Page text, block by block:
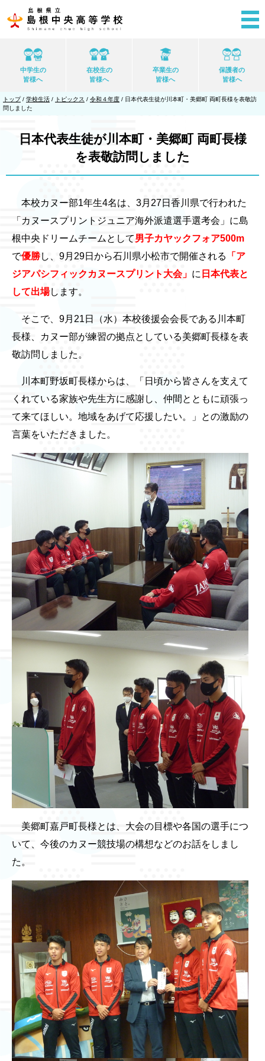
中学生の
皆様へ
在校生の
皆様へ
卒業生の
皆様へ
保護者の
皆様へ
現
在
トップ/ 学校生活 / トピックス / 令和４年度 / 日本代表生徒が川本町・美郷町 両町長様を表敬訪
問しました
日本代表生徒が川本町・美郷町 両町長様
を表敬訪問しました
本校カヌー部1年生4名は、3月27日香川県で行われた
「カヌースプリントジュニア海外派遣選手選考会」に島
根中央ドリームチームとして男子カヤックフォア500m
で優勝し、9月29日から石川県小松市で開催される
「ア
ジアパシフィックカヌースプリント大会」 に 日本代表と
して出場します。
そこで、9月21日（水）本校後援会会長である川本町
長様、カヌー部が練習の拠点としている美郷町長様を表
敬訪問しました。
川本町野坂町長様からは、「日頃から皆さんを支えて
くれている家族や先生方に感謝し、仲間とともに頑張っ
て来てほしい。地域をあげて応援したい。」との激励の
言葉をいただきました。
美郷町嘉戸町長様とは、大会の目標や各国の選手につ
いて、今後のカヌー競技場の構想などのお話をしまし
た。